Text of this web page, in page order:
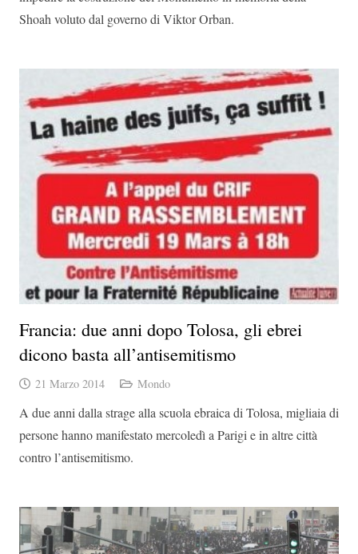
Shoah voluto dal governo di Viktor Orban.
Francia: due anni dopo Tolosa, gli ebrei
dicono basta all’antisemitismo
21 Marzo 2014 Mondo
A due anni dalla strage alla scuola ebraica di Tolosa, migliaia di
persone hanno manifestato mercoledì a Parigi e in altre città
contro l’antisemitismo.